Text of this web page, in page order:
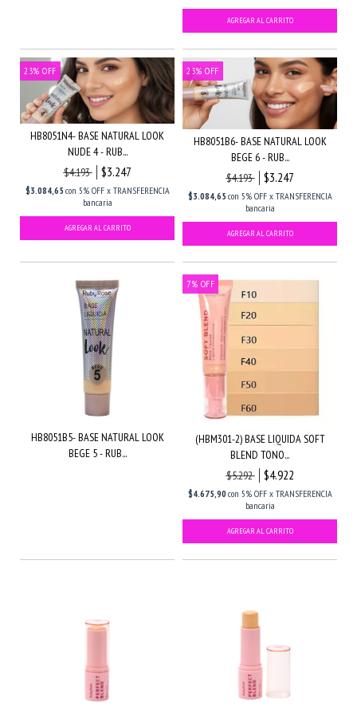
23% OFF
HB8051N4- BASE NATURAL LOOK
NUDE 4 - RUB...
$4.193
$3.247
$3.084,65 con 5% OFF x TRANSFERENCIA
bancaria
23% OFF
HB8051B6- BASE NATURAL LOOK
BEGE 6 - RUB...
$4.193
$3.247
$3.084,65 con 5% OFF x TRANSFERENCIA
bancaria
HB8051B5- BASE NATURAL LOOK
BEGE 5 - RUB...
7% OFF
(HBM301-2) BASE LIQUIDA SOFT
BLEND TONO...
$5.292
$4.922
$4.675,90con 5% OFF x TRANSFERENCIA
bancaria